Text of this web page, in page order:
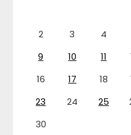
2
3 4
9
10 11
16
17 18
23
24 25
30